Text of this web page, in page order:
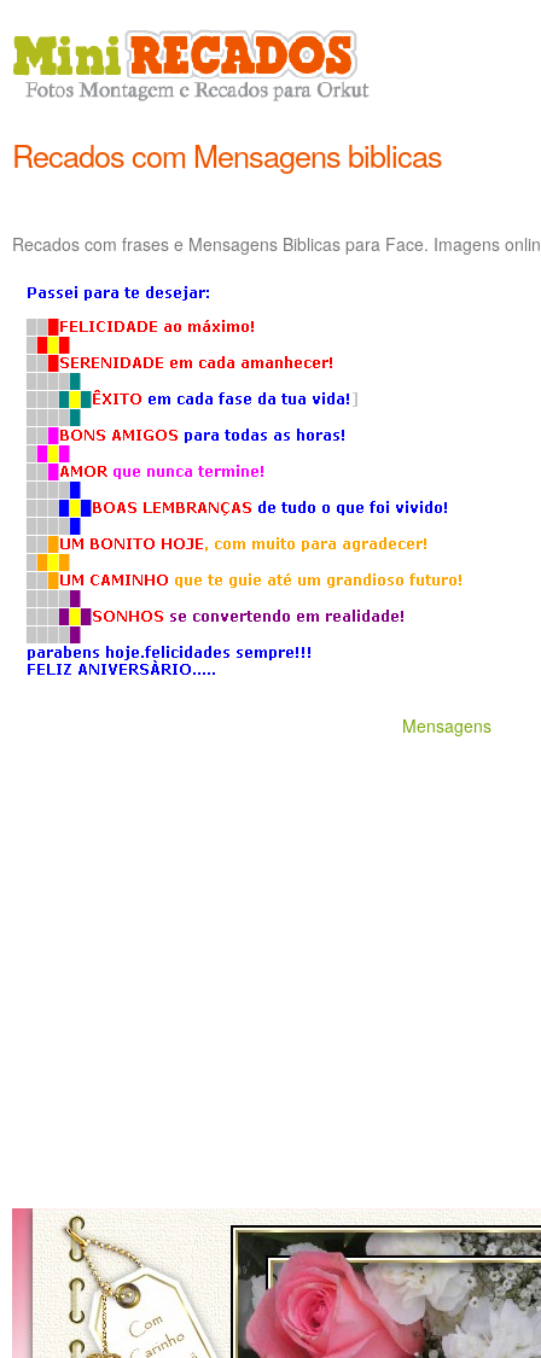
Recados com Mensagens biblicas
Recados com frases e Mensagens Biblicas para Face. Imagens
Mensagens